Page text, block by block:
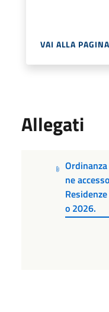
VAI ALLA PAGINA
Allegati
ne
o 2026.